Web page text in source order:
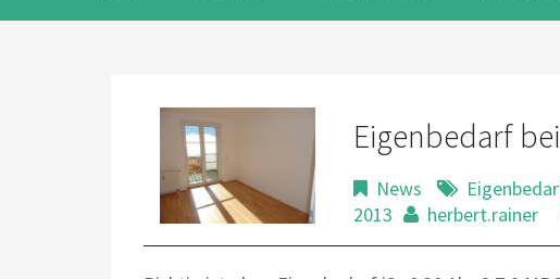
Eigenbedarf
News
2013
herbert.rainer